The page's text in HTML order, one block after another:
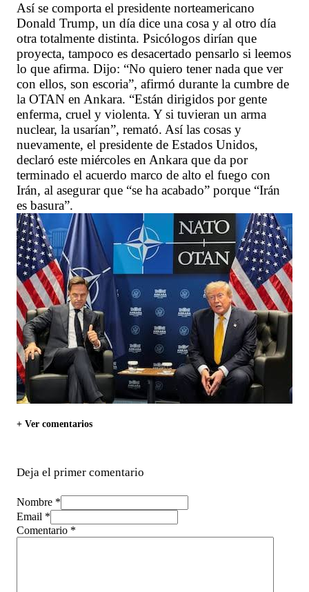
Así se comporta el presidente norteamericano
Donald Trump, un día dice una cosa y al otro día
otra totalmente distinta. Psicólogos dirían que
proyecta, tampoco es desacertado pensarlo si leemos
lo que afirma. Dijo: “No quiero tener nada que ver
con ellos, son escoria”, afirmó durante la cumbre de
la OTAN en Ankara. “Están dirigidos por gente
enferma, cruel y violenta. Y si tuvieran un arma
nuclear, la usarían”, remató. Así las cosas y
nuevamente, el presidente de Estados Unidos,
declaró este miércoles en Ankara que da por
terminado el acuerdo marco de alto el fuego con
Irán, al asegurar que “se ha acabado” porque “Irán
es basura”.
+ Ver comentarios
Deja el primer comentario
Nombre *
Email *
Comentario *